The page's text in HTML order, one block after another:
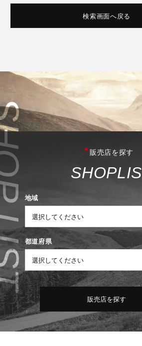
検索画面へ戻る
販売店を探す
SHOPLIS
地域
都道府県
販売店を探す